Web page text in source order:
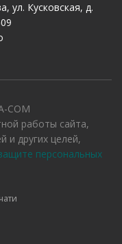
ул. Кусковская, д.
COM
работы сайта,
и других целей,
персональных